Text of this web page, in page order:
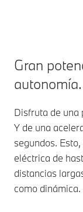
Gran
autonomía.
Disfruta de una
Y de una
segundos.
eléctrica de
distancias
como dinámica.